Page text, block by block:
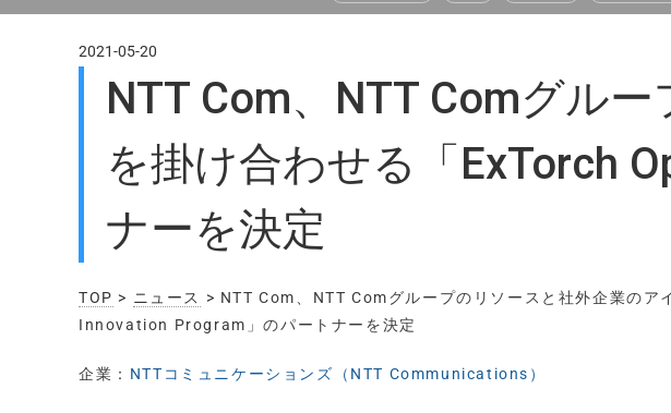
2021-05-20
NTT Com、NTT Comグル
を掛け合わせる「ExTorch
ナーを決定
TOP > ニュース
> NTT Com、NTT Comグループのリソースと社外企業の
Innovation Program」のパートナーを決定
企業： NTTコミュニケーションズ（NTT Communications）